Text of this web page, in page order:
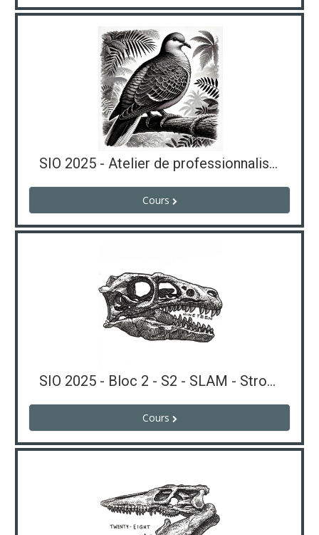
SIO 2025 - Atelier de professionnalisation SISR - Dijoux
Cours
SIO 2025 - Bloc 2 - S2 - SLAM - Strozzi
Cours